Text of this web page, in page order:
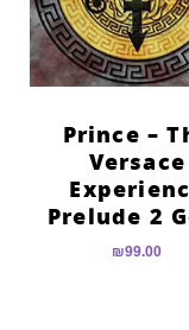
Prince –
Versace
Prelude 2
₪99.00